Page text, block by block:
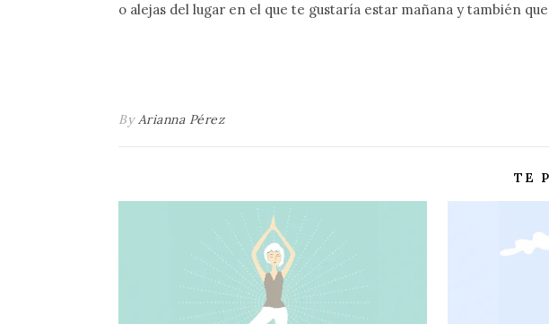
o alejas del lugar en el que te gustaría estar mañana y también
ByArianna Pérez
TE